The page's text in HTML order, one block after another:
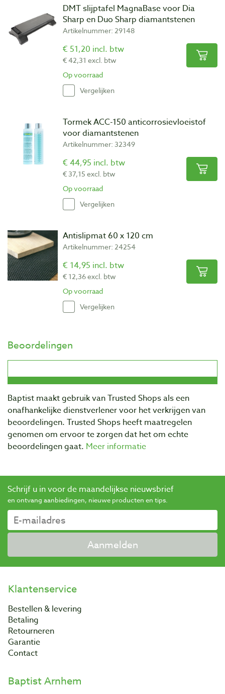
DMT slijptafel MagnaBase voor Dia
Sharp en Duo Sharp diamantstenen
Artikelnummer: 29148
€ 51,20 incl. btw
€ 42,31 excl. btw
Op voorraad
Vergelijken
Tormek ACC-150 anticorrosievloeistof
voor diamantstenen
Artikelnummer: 32349
€ 44,95 incl. btw
€ 37,15 excl. btw
Op voorraad
Vergelijken
Antislipmat 60 x 120 cm
Artikelnummer: 24254
€ 14,95 incl. btw
€ 12,36 excl. btw
Op voorraad
Vergelijken
Beoordelingen
Baptist maakt gebruik van Trusted Shops als een
onafhankelijke dienstverlener voor het verkrijgen van
beoordelingen. Trusted Shops heeft maatregelen
genomen om ervoor te zorgen dat het om echte
beoordelingen gaat. Meer informatie
Schrijf u in voor de maandelijkse nieuwsbrief
en ontvang aanbiedingen, nieuwe producten en tips.
Aanmelden
Klantenservice
Bestellen & levering
Betaling
Retourneren
Garantie
Contact
Baptist Arnhem